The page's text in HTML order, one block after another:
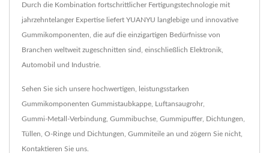
Durch die Kombination fortschrittlicher Fertigungstechnologie mit
jahrzehntelanger Expertise liefert YUANYU langlebige und innovative
Gummikomponenten, die auf die einzigartigen Bedürfnisse von
Branchen weltweit zugeschnitten sind, einschließlich Elektronik,
Automobil und Industrie.
Sehen Sie sich unsere hochwertigen, leistungsstarken
Gummikomponenten Gummistaubkappe Luftansaugrohr,
Gummi-Metall-Verbindung Gummibuchse Gummipuffer, Dichtungen
Tüllen O-Ringe und Dichtungen Gummiteile an und zögern Sie nicht,
Kontaktieren Sie uns